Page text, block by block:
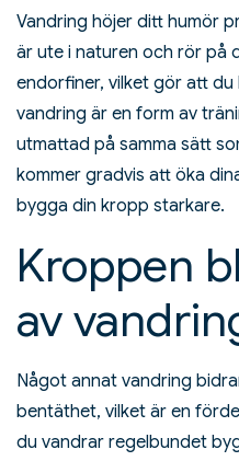
Vandring höjer ditt humör
är ute i naturen och rör på
endorfiner, vilket gör att du
vandring är en form av
utmattad på samma sätt
kommer gradvis att öka
bygga din kropp starkare.
Kroppen
av
Något annat vandring
bentäthet, vilket är en
du vandrar regelbundet